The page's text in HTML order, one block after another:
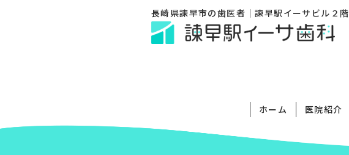
長崎県諫早市の歯医者｜諫早駅イーサビル２階
ホーム 医院紹介